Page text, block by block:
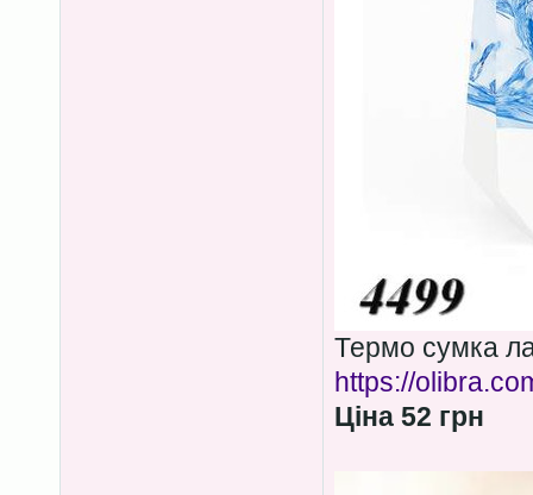
Термо сумка
https://
Ціна 52 грн